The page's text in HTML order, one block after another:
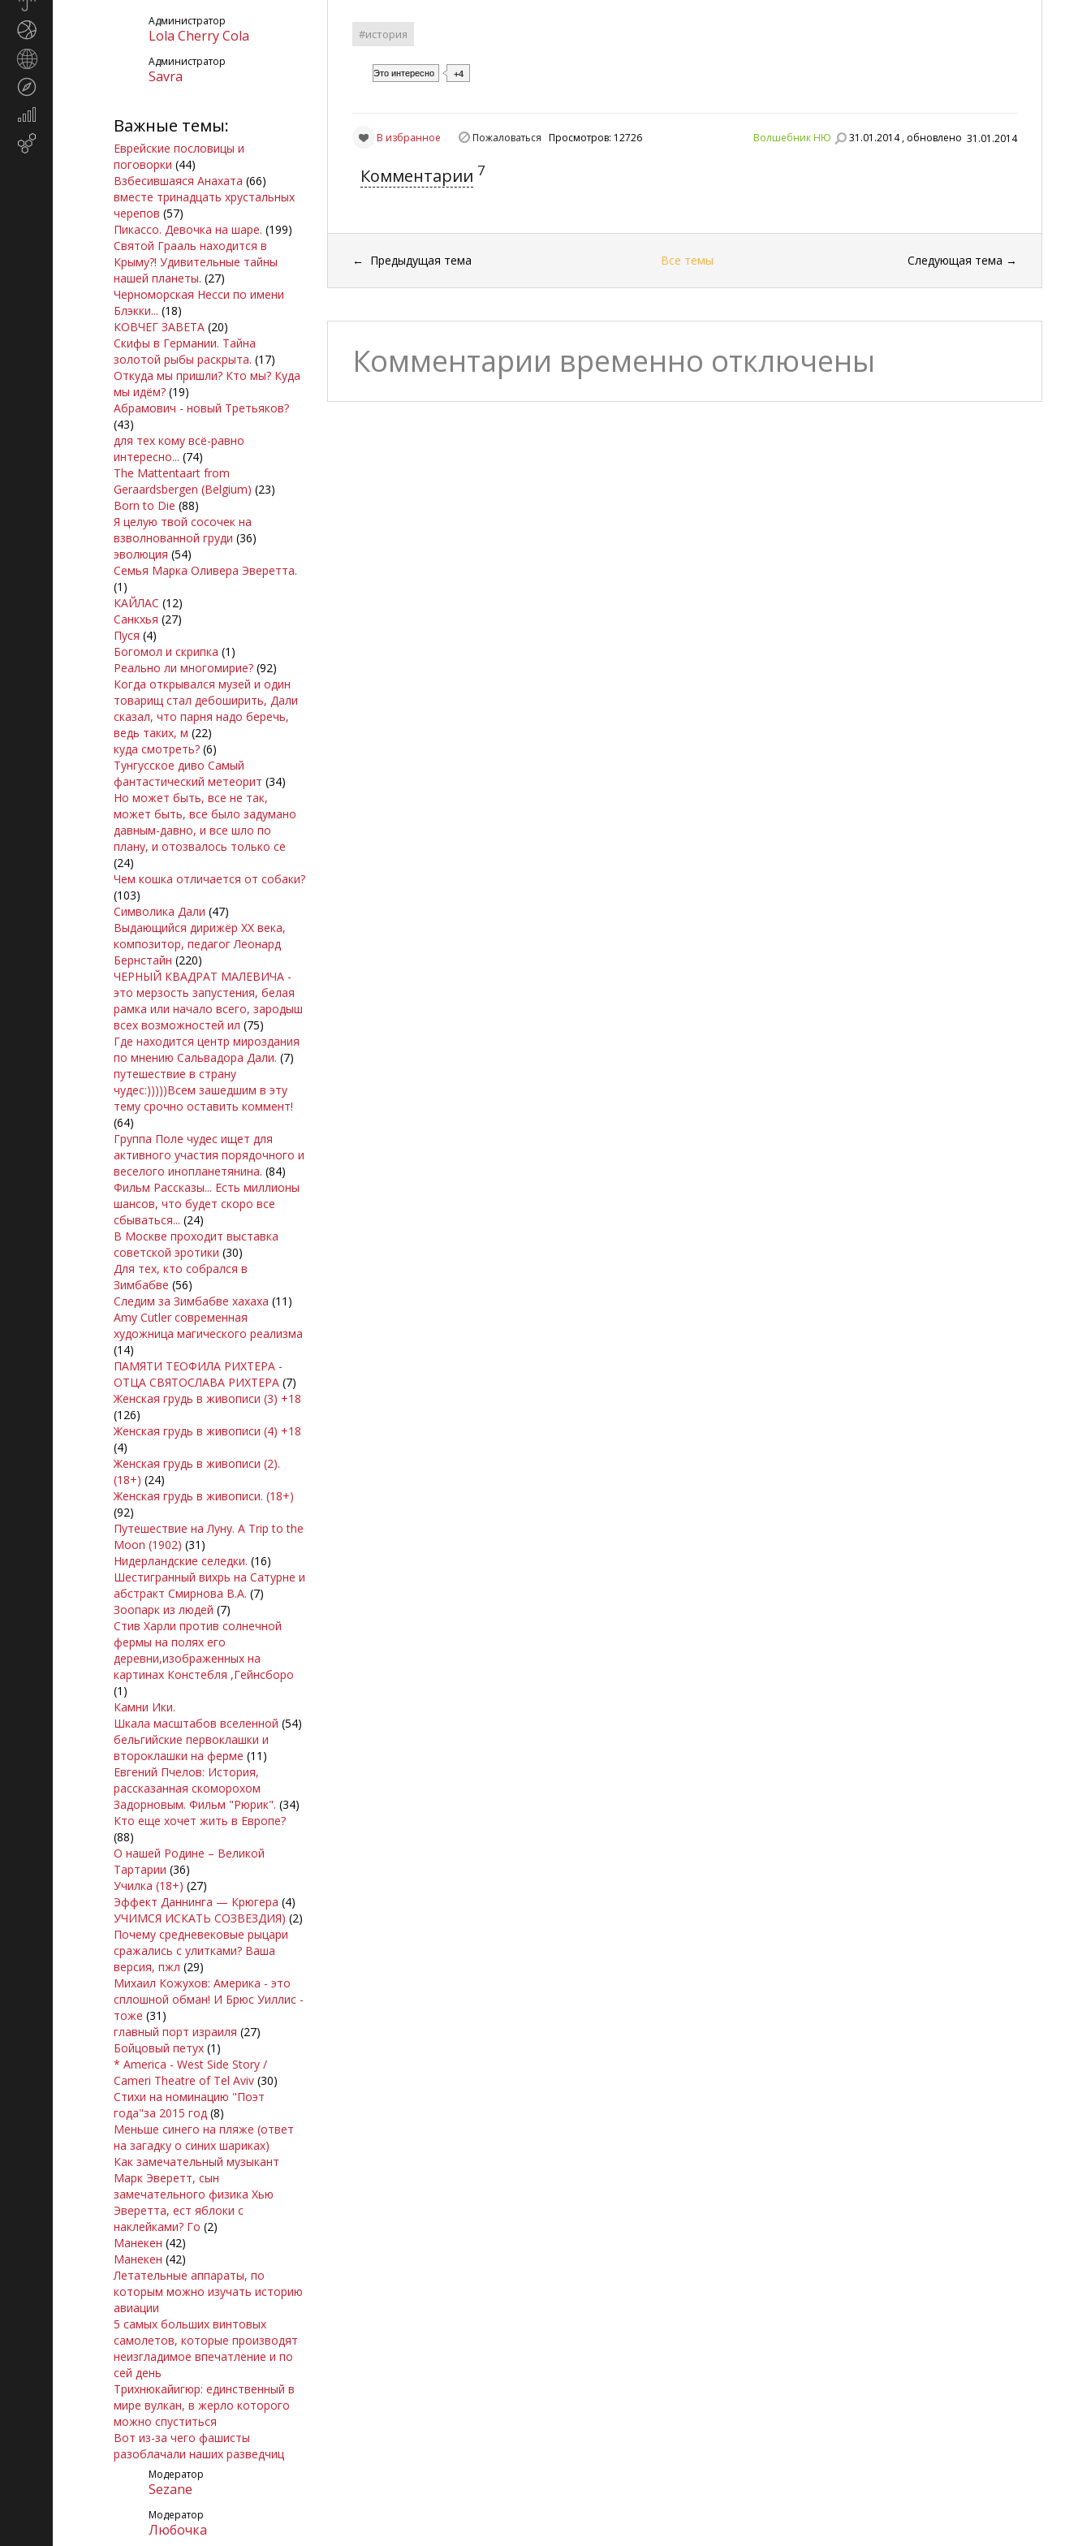
маркетинг
Администратор
Lola Cherry Cola
Администратор
Savra
Важные темы:
Еврейские пословицы и
поговорки (44)
Взбесившаяся Анахата (66)
вместе тринадцать хрустальных
черепов (57)
Пикассо. Девочка на шаре. (199)
Святой Грааль находится в
Крыму?! Удивительные тайны
нашей планеты. (27)
Черноморская Несси по имени
Блэкки... (18)
КОВЧЕГ ЗАВЕТА (20)
Скифы в Германии. Тайна
золотой рыбы раскрыта. (17)
Откуда мы пришли? Кто мы? Куда
мы идём? (19)
Абрамович - новый Третьяков?
(43)
для тех кому всё-равно
интересно... (74)
The Mattentaart from
Geraardsbergen (Belgium) (23)
Born to Die (88)
Я целую твой сосочек на
взволнованной груди (36)
эволюция (54)
Семья Марка Оливера Эверетта.
(1)
КАЙЛАС (12)
Санкхья (27)
Пуся (4)
Богомол и скрипка (1)
Реально ли многомирие? (92)
Когда открывался музей и один
товарищ стал дебоширить, Дали
сказал, что парня надо беречь,
ведь таких, м (22)
куда смотреть? (6)
Тунгусское диво Самый
фантастический метеорит (34)
Но может быть, все не так,
может быть, все было задумано
давным-давно, и все шло по
плану, и отозвалось только се
(24)
Чем кошка отличается от собаки?
(103)
Символика Дали (47)
Выдающийся дирижёр XX века,
композитор, педагог Леонард
Бернстайн (220)
ЧЕРНЫЙ КВАДРАТ МАЛЕВИЧА -
это мерзость запустения, белая
рамка или начало всего, зародыш
всех возможностей ил (75)
Где находится центр мироздания
по мнению Сальвадора Дали. (7)
путешествие в страну
чудес:)))))Всем зашедшим в эту
тему срочно оставить коммент!
(64)
Группа Поле чудес ищет для
активного участия порядочного и
веселого инопланетянина. (84)
Фильм Рассказы... Есть миллионы
шансов, что будет скоро все
сбываться... (24)
В Москве проходит выставка
советской эротики (30)
Для тех, кто собрался в
Зимбабве (56)
Следим за Зимбабве хахаха (11)
Amy Cutler современная
художница магического реализма
(14)
ПАМЯТИ ТЕОФИЛА РИХТЕРА -
ОТЦА СВЯТОСЛАВА РИХТЕРА (7)
Женская грудь в живописи (3) +18
(126)
Женская грудь в живописи (4) +18
(4)
Женская грудь в живописи (2).
(18+) (24)
Женская грудь в живописи. (18+)
(92)
Путешествие на Луну. A Trip to the
Moon (1902) (31)
Нидерландские селедки. (16)
Шестигранный вихрь на Сатурне и
абстракт Смирнова В.А. (7)
Зоопарк из людей (7)
Стив Харли против солнечной
фермы на полях его
деревни,изображенных на
картинах Констебля ,Гейнсборо
(1)
Камни Ики.
Шкала масштабов вселенной (54)
бельгийские первоклашки и
второклашки на ферме (11)
Евгений Пчелов: История,
рассказанная скоморохом
Задорновым. Фильм "Рюрик". (34)
Кто еще хочет жить в Европе?
(88)
О нашей Родине – Великой
Тартарии (36)
Училка (18+) (27)
Эффект Даннинга — Крюгера (4)
УЧИМСЯ ИСКАТЬ СОЗВЕЗДИЯ) (2)
Почему средневековые рыцари
сражались с улитками? Ваша
версия, пжл (29)
Михаил Кожухов: Америка - это
сплошной обман! И Брюс Уиллис -
тоже (31)
главный порт израиля (27)
Бойцовый петух (1)
* America - West Side Story /
Cameri Theatre of Tel Aviv (30)
Стихи на номинацию "Поэт
года"за 2015 год (8)
Меньше синего на пляже (ответ
на загадку о синих шариках)
Как замечательный музыкант
Марк Эверетт, сын
замечательного физика Хью
Эверетта, ест яблоки с
наклейками? Го (2)
Манекен (42)
Манекен (42)
Летательные аппараты, по
которым можно изучать историю
авиации
5 самых больших винтовых
самолетов, которые производят
неизгладимое впечатление и по
сей день
Трихнюкайигюр: единственный в
мире вулкан, в жерло которого
можно спуститься
Вот из-за чего фашисты
разоблачали наших разведчиц
Модератор
Sezane
Модератор
Любoчка
#история
Это интересно +4
Волшебник НЮ 31.01.2014 , обновлено 31.01.2014
В избранное Пожаловаться Просмотров: 12726
Комментарии 7
← Предыдущая тема Все темы Следующая тема →
Комментарии временно отключены